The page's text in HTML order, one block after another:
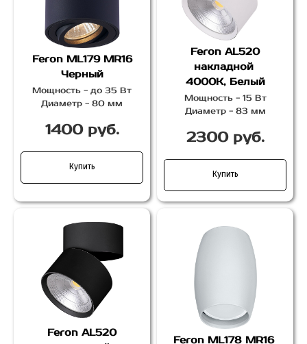
Feron ML179 MR16
Черный
Мощность - до 35 Вт
Диаметр - 80 мм
1400 руб.
Купить
Feron AL520
накладной
4000К, Белый
Мощность - 15 Вт
Диаметр - 83 мм
2300 руб.
Купить
Feron AL520
Feron ML178 MR16